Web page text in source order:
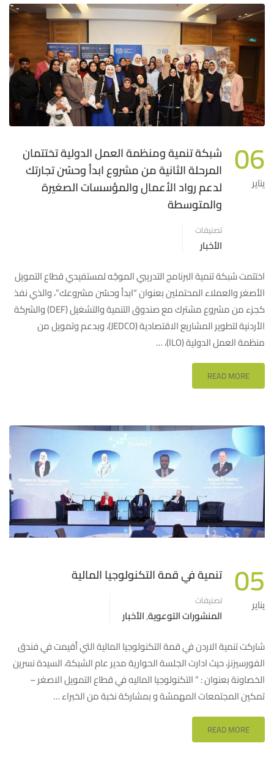
06
يناير
شبكة تنمية ومنظمة العمل الدولية تختتمان
المرحلة الثانية من مشروع ابدأ وحسّن تجارتك
لدعم رواد الأعمال والمؤسسات الصغيرة
والمتوسطة
تصنيفات
الأخبار
اختتمت شبكة تنمية البرنامج التدريبي الموجّه لمستفيدي قطاع التمويل
الأصغر والعملاء المحتملين بعنوان “ابدأ وحسّن مشروعك”، والذي نفذ
كجزء من مشروع مشترك مع صندوق التنمية والتشغيل (DEF) والشركة
الأردنية لتطوير المشاريع الاقتصادية (JEDCO)، وبدعم وتمويل من
منظمة العمل الدولية (ILO)، …
READ MORE
05
يناير
تنمية في قمة التكنولوجيا المالية
تصنيفات
المنشورات التوعوية,الأخبار
شاركت تنمية الاردن في قمة التكنولوجيا المالية التي أقيمت في فندق
الفورسيزنز، حيث ادارت الجلسة الحوارية مدير عام الشبكة، السيدة نسرين
الخصاونة بعنوان : ” التكنولوجيا الماليه في قطاع التمويل الاصغر –
تمكين المجتمعات المهمشة و بمشاركة نخبة من الخبراء …
READ MORE